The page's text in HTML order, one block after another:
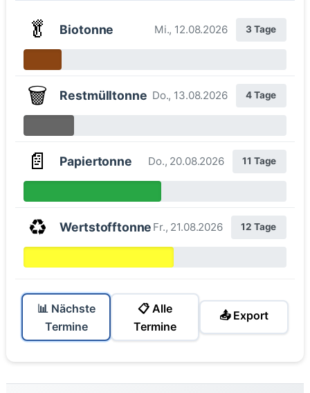
🥬 Biotonne Mi., 12.08.2026 3 Tage
🗑️ Restmülltonne Do., 13.08.2026 4 Tage
📄 Papiertonne Do., 20.08.2026 11 Tage
♻️ Wertstofftonne Fr., 21.08.2026 12 Tage
📊 Nächste
Termine
📋 Alle
Termine
📤 Export